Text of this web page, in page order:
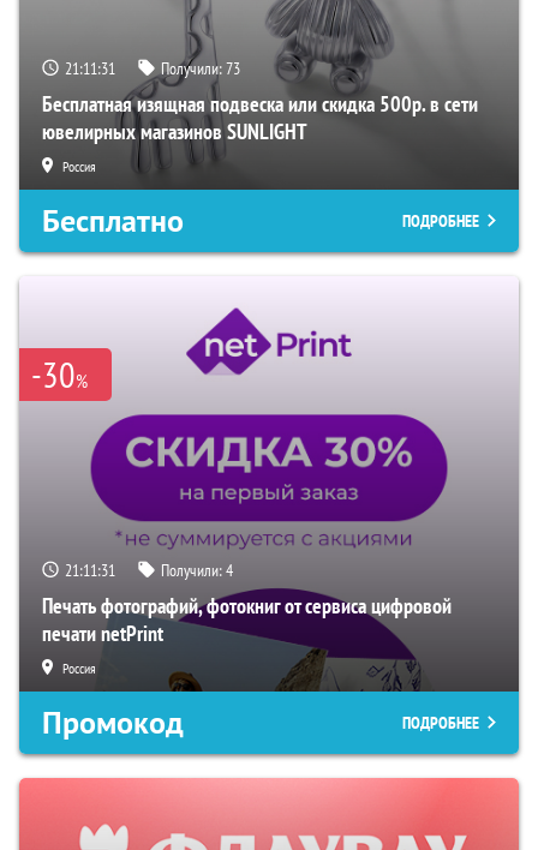
21:11:30 Получили:73
Бесплатная изящная подвеска или скидка 500р. в сети
ювелирных магазинов SUNLIGHT
Россия
Бесплатно ПОДРОБНЕЕ
-30%
21:11:30 Получили:4
Печать фотографий, фотокниг от сервиса цифровой
печати netPrint
Россия
Промокод ПОДРОБНЕЕ